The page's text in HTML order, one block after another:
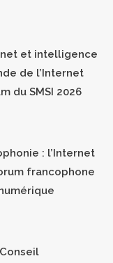
et intelligence
de l’Internet
du SMSI 2026
: l’Internet
francophone